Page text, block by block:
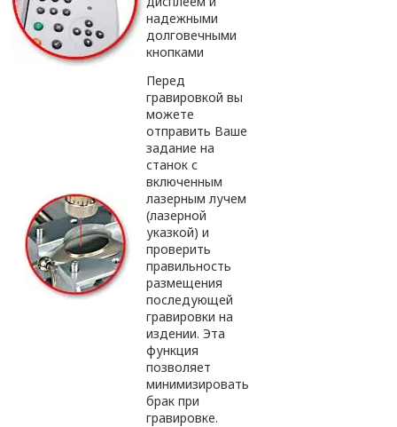
надежными
долговечными
кнопками
Перед
гравировкой вы
можете
отправить Ваше
задание на
станок с
включенным
лазерным лучем
(лазерной
указкой) и
проверить
правильность
размещения
последующей
гравировки на
издении. Эта
функция
позволяет
минимизировать
брак при
гравировке.